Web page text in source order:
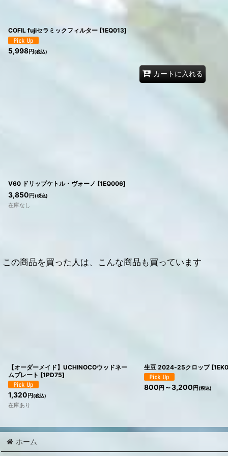
COFIL fujiセラミックフィルター [1EQ013]
5,998円(税込)
カートに入れる
V60 ドリップケトル・ヴォーノ [1EQ006]
3,850 円(税込)
在庫なし
この商品を買った人は、こんな商品も買っています
【オーダーメイド】UCHINOCOウッドネー
ムプレート [1PD75]
1,320 円(税込)
在庫あり
生豆 2024‐25クロップ [
800 円～3,200 円(税込)
ホーム